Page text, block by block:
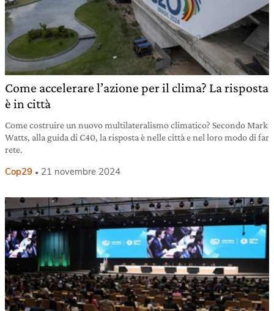
Come accelerare l’azione per il clima? La risposta
è in città
Come costruire un nuovo multilateralismo climatico? Secondo Mark
Watts, alla guida di C40, la risposta è nelle città e nel loro modo di far
rete.
Cop29 21 novembre 2024